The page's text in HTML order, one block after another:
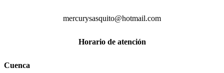
mercurysasquito@hotmail.com
Horario de atención
Cuenca